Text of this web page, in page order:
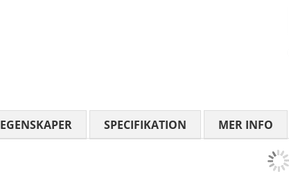
EGENSKAPER SPECIFIKATION MER INFO